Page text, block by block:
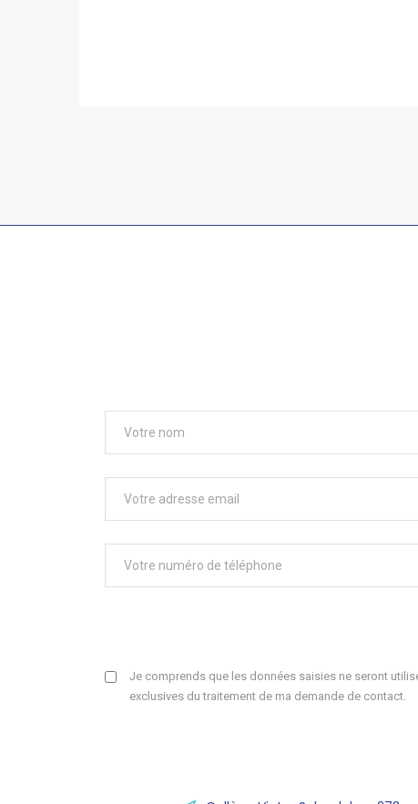
Je comprends que les données saisies ne seront
exclusives du traitement de ma demande de contact.